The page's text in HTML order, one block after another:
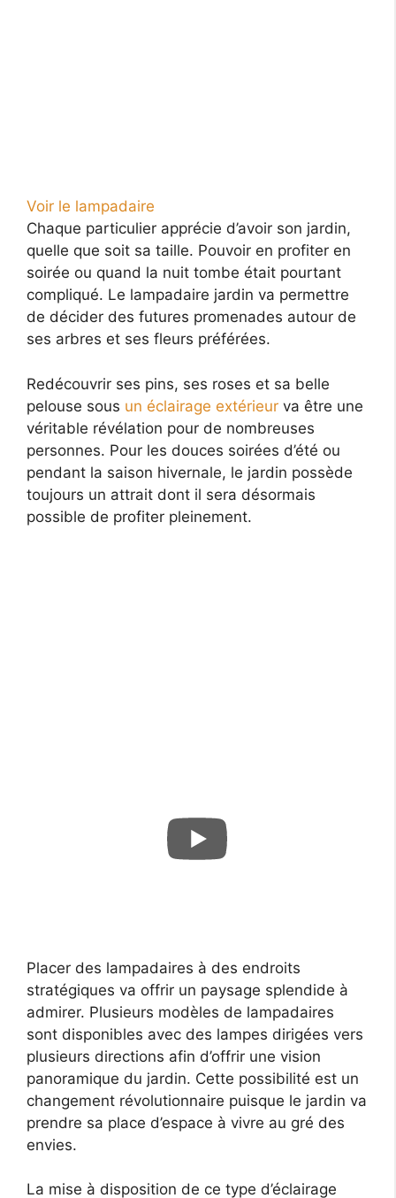
Voir le lampadaire
Chaque particulier apprécie d’avoir son jardin,
quelle que soit sa taille. Pouvoir en profiter en
soirée ou quand la nuit tombe était pourtant
compliqué. Le lampadaire jardin va permettre
de décider des futures promenades autour de
ses arbres et ses fleurs préférées.
Redécouvrir ses pins, ses roses et sa belle
pelouse sous un éclairage extérieur va être une
véritable révélation pour de nombreuses
personnes. Pour les douces soirées d’été ou
pendant la saison hivernale, le jardin possède
toujours un attrait dont il sera désormais
possible de profiter pleinement.
Placer des lampadaires à des endroits
stratégiques va offrir un paysage splendide à
admirer. Plusieurs modèles de lampadaires
sont disponibles avec des lampes dirigées vers
plusieurs directions afin d’offrir une vision
panoramique du jardin. Cette possibilité est un
changement révolutionnaire puisque le jardin va
prendre sa place d’espace à vivre au gré des
envies.
La mise à disposition de ce type d’éclairage